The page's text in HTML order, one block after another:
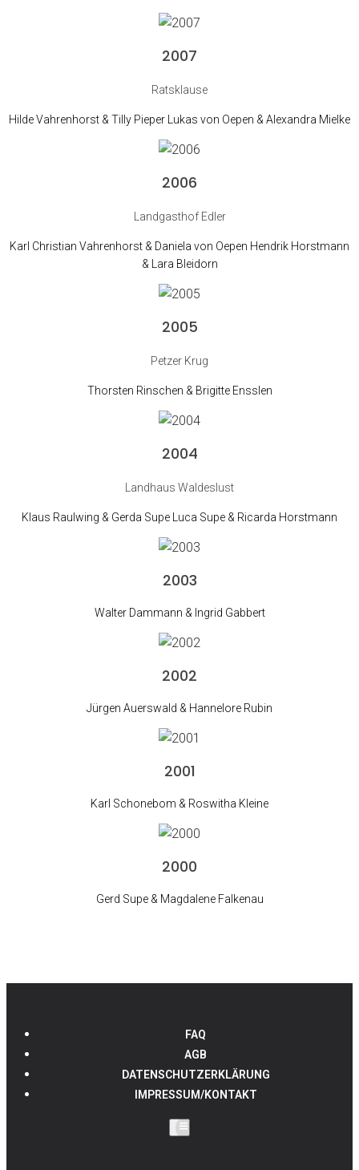
2007
Ratsklause
Hilde Vahrenhorst & Tilly Pieper Lukas von Oepen & Alexandra Mielke
2006
Landgasthof Edler
Karl Christian Vahrenhorst & Daniela von Oepen Hendrik Horstmann
& Lara Bleidorn
2005
Petzer Krug
Thorsten Rinschen & Brigitte Ensslen
2004
Landhaus Waldeslust
Klaus Raulwing & Gerda Supe Luca Supe & Ricarda Horstmann
2003
Walter Dammann & Ingrid Gabbert
2002
Jürgen Auerswald & Hannelore Rubin
2001
Karl Schonebom & Roswitha Kleine
2000
Gerd Supe & Magdalene Falkenau
FAQ
AGB
DATENSCHUTZERKLÄRUNG
IMPRESSUM/KONTAKT